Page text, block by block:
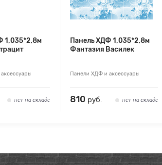
1,035*2,8м
нет на складе
Панель ХДФ 1,035*2,8м
Фантазия Василек
Панели ХДФ и аксессуары
810 руб. нет на складе